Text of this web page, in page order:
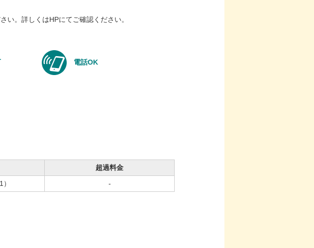
。詳しくはHPにてご確認ください。
電話OK
超過料金
-